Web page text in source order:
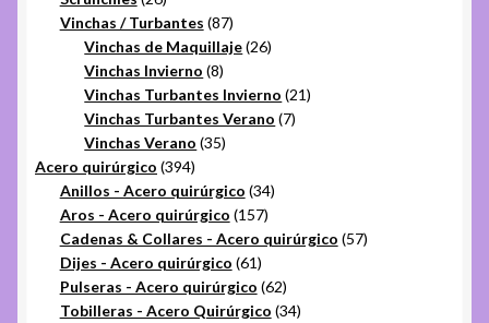
productos
Vinchas / Turbantes 8787
productos
Vinchas de Maquillaje 2626
Vinchas Invierno 88
productos
Vinchas Turbantes Invierno 2121
Vinchas Turbantes Verano 77
Vinchas Verano 3535
Acero quirúrgico 394394
productos
Anillos - Acero quirúrgico 3434
Aros - Acero quirúrgico 157157
productos
Cadenas & Collares - Acero quirúrgico 5757
Dijes - Acero quirúrgico 6161
productos
Pulseras - Acero quirúrgico 6262
productos
Tobilleras - Acero Quirúrgico 3434